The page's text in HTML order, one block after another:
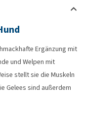
Ergänzung mit
und Welpen mit
stellt sie die Muskeln
Gelees sind außerdem